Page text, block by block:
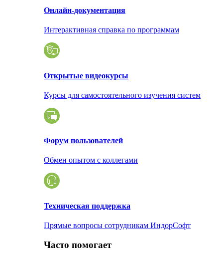
Онлайн-документация
Интерактивная справка по программам
Открытые видеокурсы
Курсы для самостоятельного изучения систем
Форум пользователей
Обмен опытом с коллегами
Техническая поддержка
Прямые вопросы сотрудникам ИндорСофт
Часто помогает